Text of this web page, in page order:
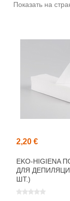
Показать на
2,20 €
EKO-HIGIENA
ДЛЯ
ШТ.)